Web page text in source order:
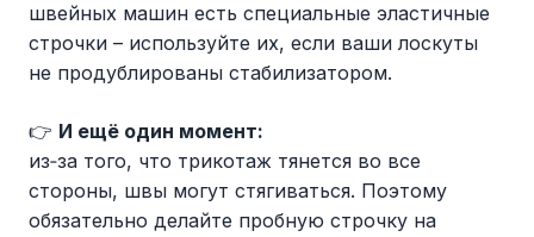
швейных машин есть специальные эластичные
строчки – используйте их, если ваши лоскуты
не продублированы стабилизатором.
👉 И ещё один момент:
из‑за того, что трикотаж тянется во все
стороны, швы могут стягиваться. Поэтому
обязательно делайте пробную строчку на